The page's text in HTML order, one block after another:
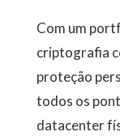
Com um
criptografia
proteção
todos os
datacenter